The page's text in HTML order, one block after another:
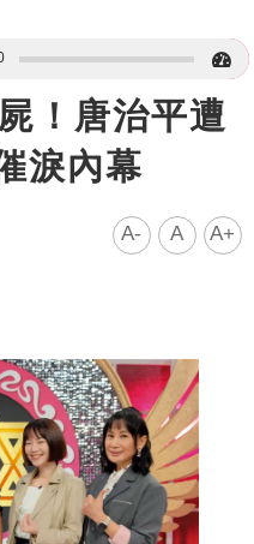
！唐治平遭
淚內幕
A- A A+